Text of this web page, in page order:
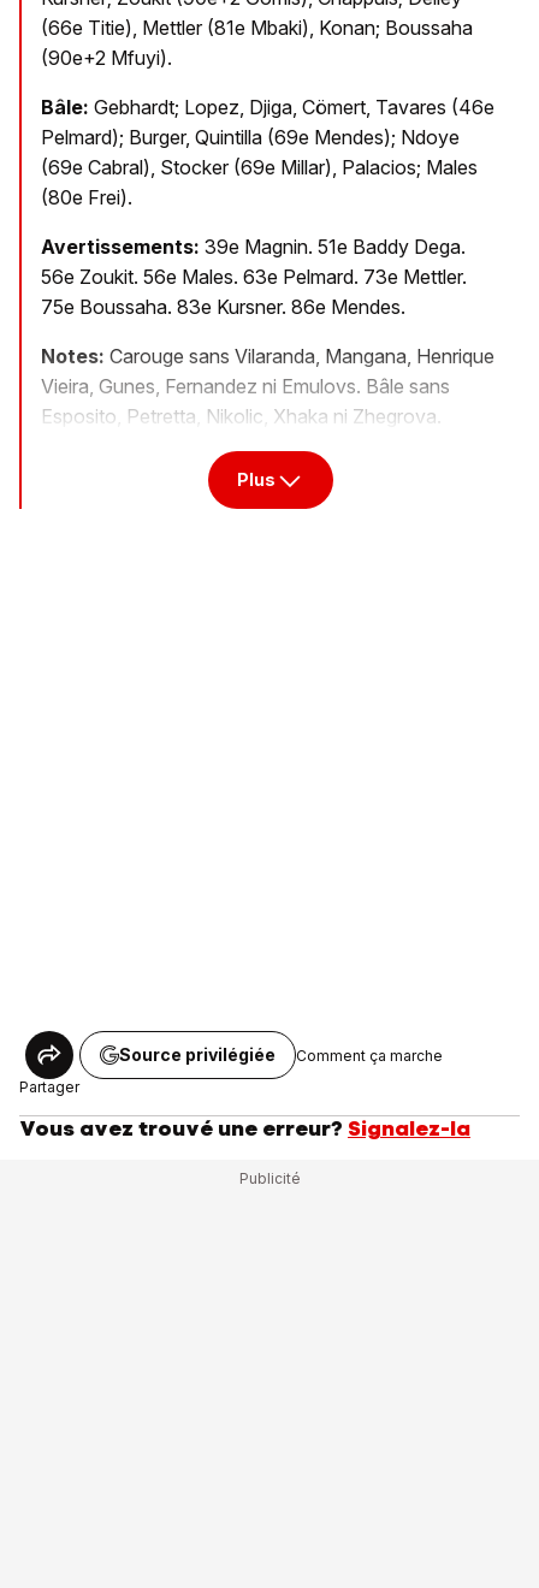
(66e Titie), Mettler (81e Mbaki), Konan; Boussaha
(90e+2 Mfuyi).
Bâle: Gebhardt; Lopez, Djiga, Cömert, Tavares (46e
Pelmard); Burger, Quintilla (69e Mendes); Ndoye
(69e Cabral), Stocker (69e Millar), Palacios; Males
(80e Frei).
Avertissements: 39e Magnin. 51e Baddy Dega.
56e Zoukit. 56e Males. 63e Pelmard. 73e Mettler.
75e Boussaha. 83e Kursner. 86e Mendes.
Notes: Carouge sans Vilaranda, Mangana, Henrique
Vieira, Gunes, Fernandez ni Emulovs. Bâle sans
Esposito, Petretta, Nikolic, Xhaka ni Zhegrova.
Plus
Partager
Source privilégiée Comment ça marche
Vous avez trouvé une erreur? Signalez-la